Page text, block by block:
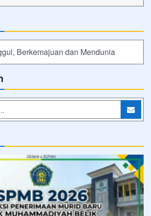
Berkemajuan dan Mendunia